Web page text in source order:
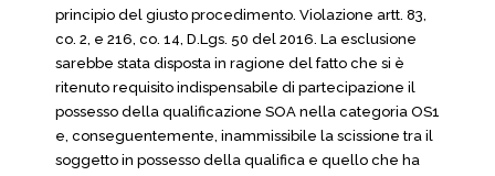
principio del giusto procedimento. Violazione artt. 83,
co. 2, e 216, co. 14, D.Lgs. 50 del 2016. La esclusione
sarebbe stata disposta in ragione del fatto che si è
ritenuto requisito indispensabile di partecipazione il
possesso della qualificazione SOA nella categoria OS1
e, conseguentemente, inammissibile la scissione tra il
soggetto in possesso della qualifica e quello che ha